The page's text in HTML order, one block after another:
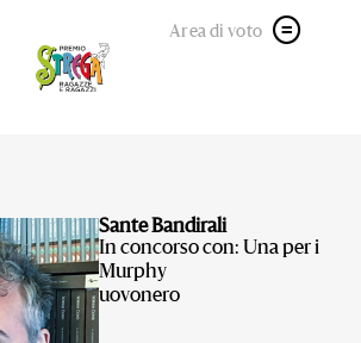
Area di voto
Sante Bandirali
In concorso con: Una per i
Murphy
uovonero